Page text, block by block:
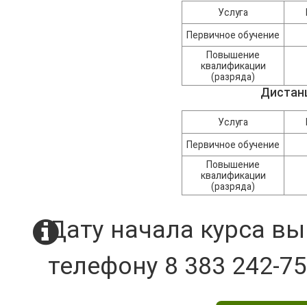
Услуга
Первичное обучение
Повышение
квалификации
(разряда)
Услуга
Первичное обучение
Повышение
квалификации
(разряда)
Дату начала курса
телефону 8 383 242-